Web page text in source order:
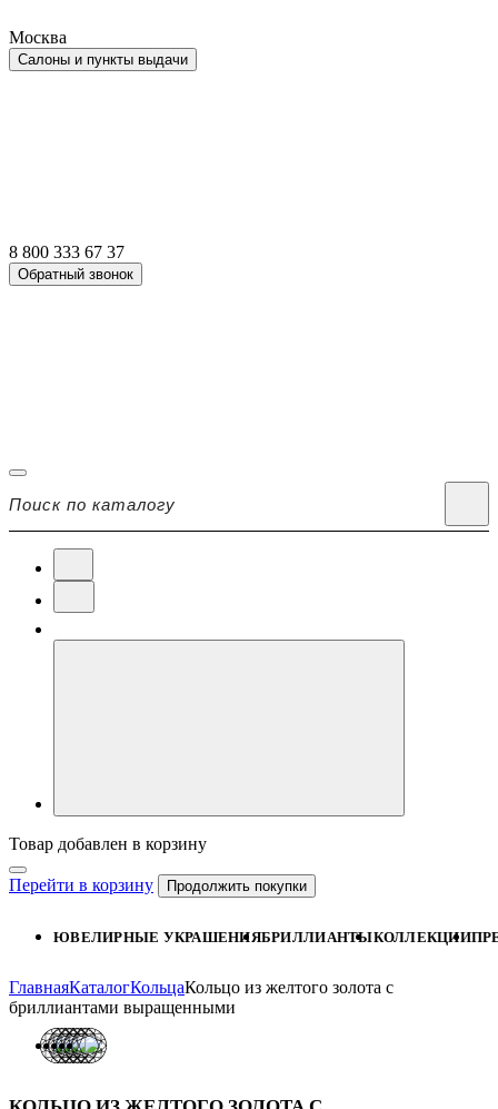
Москва
Салоны и пункты выдачи
8 800 333 67 37
Обратный звонок
Товар добавлен в корзину
Перейти в корзину Продолжить покупки
ЮВЕЛИРНЫЕ УКРАШЕНИЯБРИЛЛИАНТЫКОЛЛЕКЦИИ
ГлавнаяКаталогКольцаКольцо из желтого золота с
бриллиантами выращенными